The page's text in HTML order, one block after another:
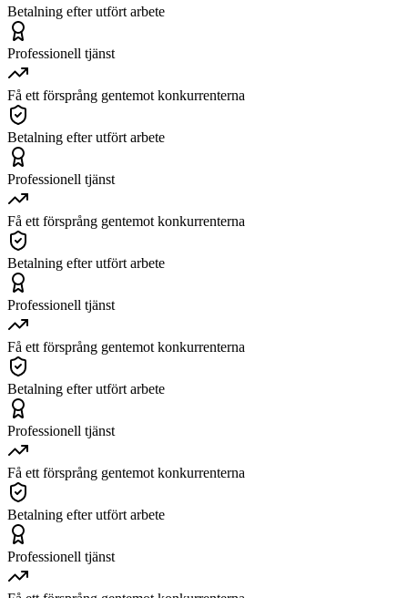
Betalning efter utfört arbete
Professionell tjänst
Få ett försprång gentemot konkurrenterna
Betalning efter utfört arbete
Professionell tjänst
Få ett försprång gentemot konkurrenterna
Betalning efter utfört arbete
Professionell tjänst
Få ett försprång gentemot konkurrenterna
Betalning efter utfört arbete
Professionell tjänst
Få ett försprång gentemot konkurrenterna
Betalning efter utfört arbete
Professionell tjänst